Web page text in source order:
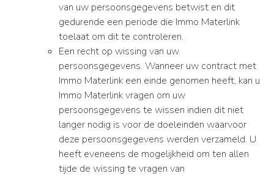
van uw persoonsgegevens betwist en dit
gedurende een periode die Immo Materlink
toelaat om dit te controleren.
Een recht op wissing van uw
persoonsgegevens. Wanneer uw contract met
Immo Materlink een einde genomen heeft, kan u
Immo Materlink vragen om uw
persoonsgegevens te wissen indien dit niet
langer nodig is voor de doeleinden waarvoor
deze persoonsgegevens werden verzameld. U
heeft eveneens de mogelijkheid om ten allen
tijde de wissing te vragen van